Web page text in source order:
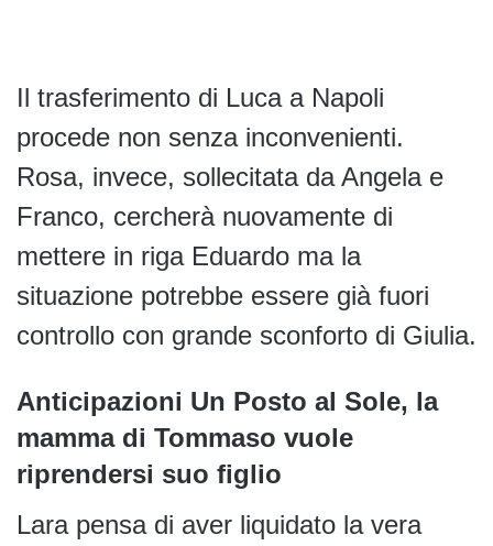
Il trasferimento di Luca a Napoli
procede non senza inconvenienti.
Rosa, invece, sollecitata da Angela e
Franco, cercherà nuovamente di
mettere in riga Eduardo ma la
situazione potrebbe essere già fuori
controllo con grande sconforto di Giulia.
Anticipazioni Un Posto al Sole, la
mamma di Tommaso vuole
riprendersi suo figlio
Lara pensa di aver liquidato la vera